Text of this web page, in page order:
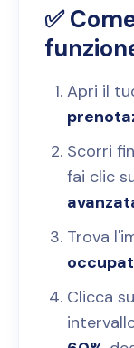
✅
Apri il
Scorri
fai clic
Trova
Clicca su